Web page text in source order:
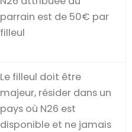
parrain est de 50€ par
filleul
Le filleul doit être
majeur, résider dans un
pays où N26 est
disponible et ne jamais